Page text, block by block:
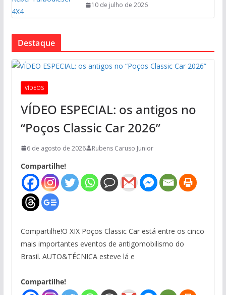
10 de julho de 2026
Destaque
VÍDEOS
VÍDEO ESPECIAL: os antigos no
“Poços Classic Car 2026”
6 de agosto de 2026 Rubens Caruso Junior
Compartilhe!
Compartilhe!O XIX Poços Classic Car está entre os cinco
mais importantes eventos de antigomobilismo do
Brasil. AUTO&TÉCNICA esteve lá e
Compartilhe!